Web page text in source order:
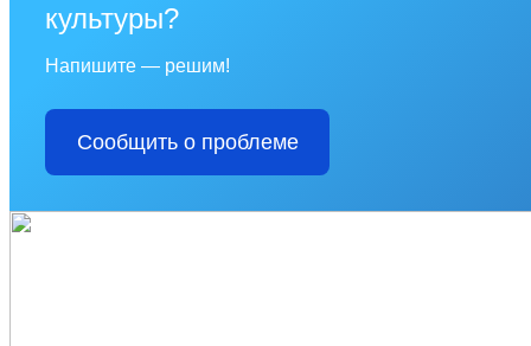
культуры?
Напишите — решим!
Сообщить о проблеме